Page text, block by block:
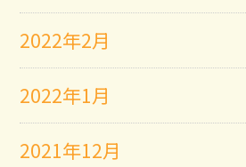
2022年2月
2022年1月
2021年12月